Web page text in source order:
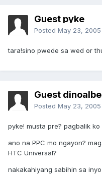
Guest pyke
Posted May 23, 2005
tara!sino pwede sa wed or
Guest
Posted May 23, 2005
pyke! musta pre? pagbalik
ano na PPC mo ngayon?
HTC Universal?
nakakahiyang sabihin sa